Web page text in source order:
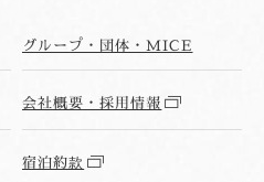
グループ・団体・MICE
会社概要・採用情報
宿泊約款